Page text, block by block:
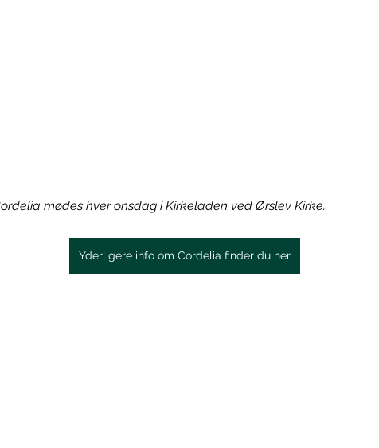
mødes hver onsdag i Kirkeladen ved Ørslev Kirke.
Yderligere info om Cordelia finder du her